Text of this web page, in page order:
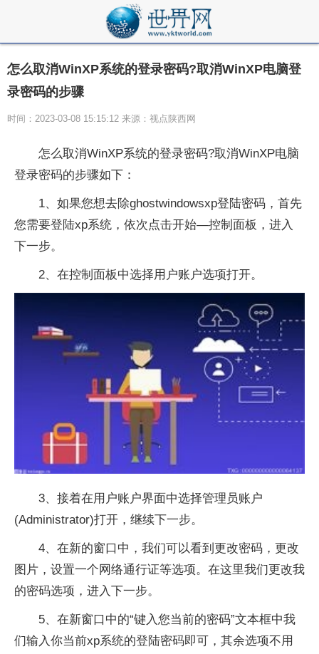
怎么取消WinXP系统的登录密码?取消WinXP电脑登
录密码的步骤
时间：2023-03-08 15:15:12 来源：视点陕西网
怎么取消WinXP系统的登录密码?取消WinXP电脑
登录密码的步骤如下：
1、如果您想去除ghostwindowsxp登陆密码，首先
您需要登陆xp系统，依次点击开始—控制面板，进入
下一步。
2、在控制面板中选择用户账户选项打开。
3、接着在用户账户界面中选择管理员账户
(Administrator)打开，继续下一步。
4、在新的窗口中，我们可以看到更改密码，更改
图片，设置一个网络通行证等选项。在这里我们更改我
的密码选项，进入下一步。
5、在新窗口中的“键入您当前的密码”文本框中我
们输入你当前xp系统的登陆密码即可，其余选项不用